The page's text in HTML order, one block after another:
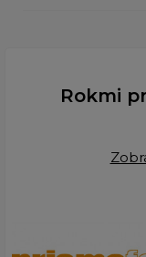
Rokmi